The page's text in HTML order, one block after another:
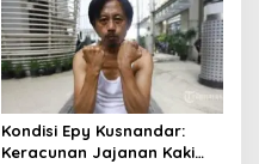
Kondisi Epy Kusnandar:
Keracunan Jajanan Kaki